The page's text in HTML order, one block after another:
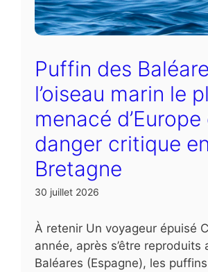
Puffin des
l’oiseau marin le
menacé d’Europe
danger critique en
Bretagne
30 juillet 2026
À retenir Un voyageur épuisé
année, après s’être reproduits
Baléares (Espagne), les